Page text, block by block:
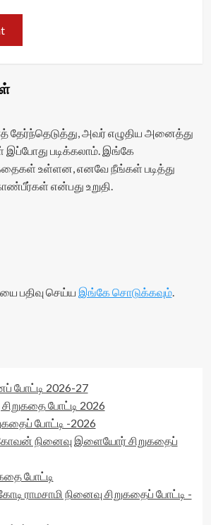
தேர்ந்தெடுத்து, அவர் எழுதிய அனைத்து
படிக்கலாம். இங்கே
உள்ளன, எனவே நீங்கள் படித்து
என்பது உறுதி.
பதிவு செய்ய இங்கே சொடுக்கவும்.
போட்டி 2026-27
போட்டி 2026
போட்டி -2026
நினைவு இளையோர் சிறுகதைப்
போட்டி
ராமசாமி நினைவு சிறுகதைப் போட்டி -